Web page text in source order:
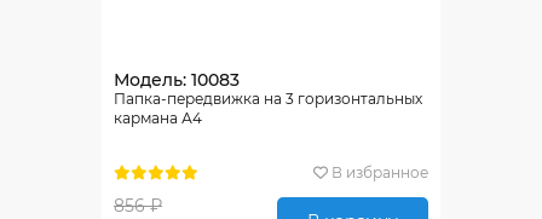
Модель: 10083
Папка-передвижка на 3 горизонтальных
кармана А4
В избранное
856 ₽